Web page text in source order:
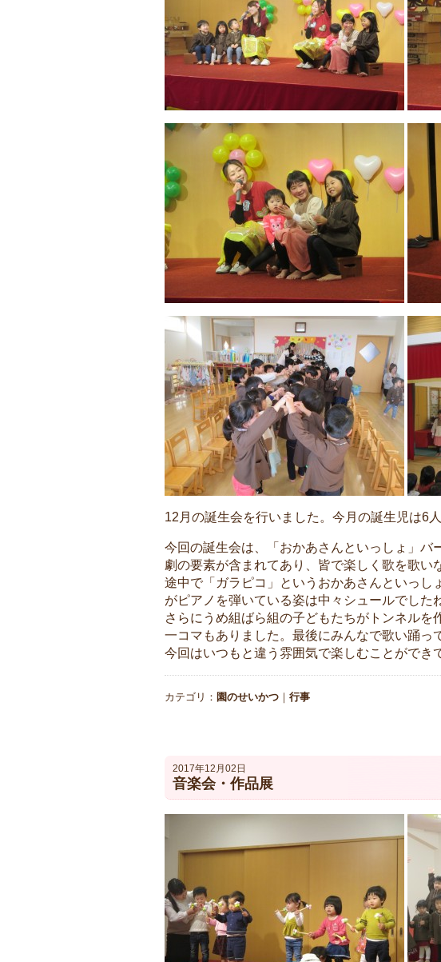
12月の誕生会を行いました。今月の誕生児は6
今回の誕生会は、「おかあさんといっしょ」バ
劇の要素が含まれてあり、皆で楽しく歌を歌い
途中で「ガラピコ」というおかあさんといっし
がピアノを弾いている姿は中々シュールでした
さらにうめ組ばら組の子どもたちがトンネルを
一コマもありました。最後にみんなで歌い踊っ
今回はいつもと違う雰囲気で楽しむことができ
カテゴリ： 園のせいかつ ｜ 行事
2017年12月02日
音楽会・作品展